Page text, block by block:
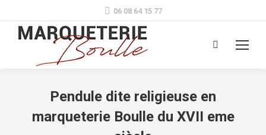
06 08 64 15 77
Search:
Pendule dite religieuse en
marqueterie Boulle du XVII eme